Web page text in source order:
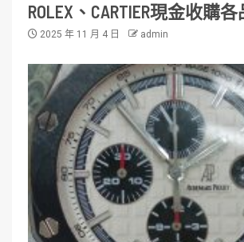
ROLEX、CARTIER現金收購
2025 年 11 月 4 日 admin